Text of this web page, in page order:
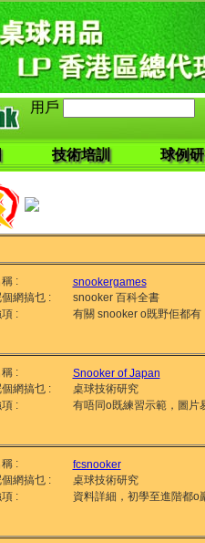
用戶
技術培訓 球例
:
snookergames
網搞乜 :
snooker 百科全書
:
有關 snooker o既野佢都有
:
Snooker of Japan
網搞乜 :
桌球技術研究
:
有唔同o既練習示範，圖片
:
fcsnooker
網搞乜 :
桌球技術研究
:
資料詳細，初學至進階都o